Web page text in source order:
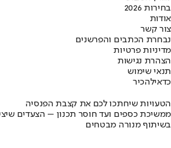
בחירות 2026
אודות
צור קשר
נבחרת הכתבים והפרשנים
מדיניות פרטיות
הצהרת נגישות
תנאי שימוש
כדאילהכיר
הטעויות שיחתכו לכם את קצבת הפנסיה
ממשיכת כספים ועד חוסר תכנון – הצעדים
בשיתוף מנורה מבטחים